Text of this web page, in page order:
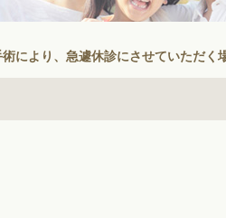
により、急遽休診にさせていただく